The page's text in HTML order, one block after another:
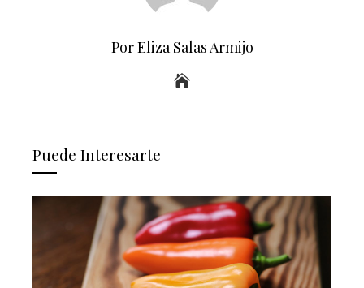
Por Eliza Salas Armijo
Puede Interesarte